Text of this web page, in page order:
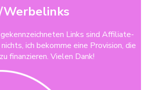
Links sind Affiliate-
ich bekomme eine Provision, die
finanzieren. Vielen Dank!